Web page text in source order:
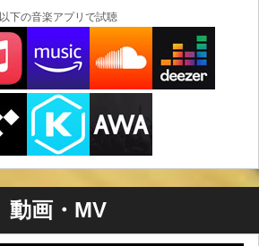
以下の音楽アプリで試聴
動画・MV